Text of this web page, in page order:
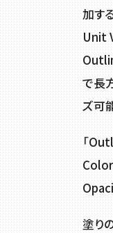
加す
Unit
で長
ズ可
「
Color
塗り